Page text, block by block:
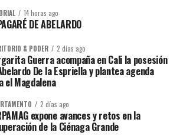
14 horas ago
DE ABELARDO
& PODER 2 días ago
Guerra acompaña en Cali la posesión
De la Espriella y plantea agenda
el Magdalena
2 días ago
expone avances y retos en la
de la Ciénaga Grande